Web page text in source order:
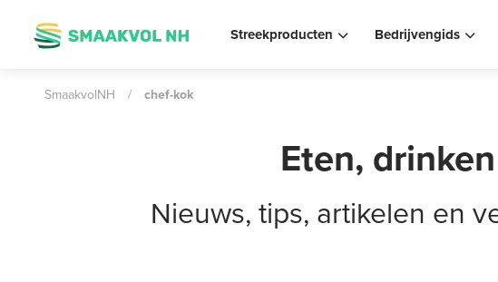
Streekproducten Bedrijvengids
SmaakvolNH / chef-kok
Eten,
Nieuws, tips, artikelen en